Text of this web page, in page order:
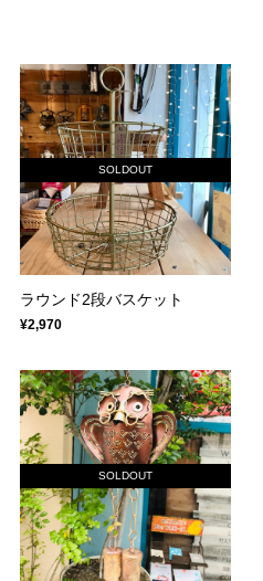
SOLDOUT
ラウンド2段バスケット
¥2,970
SOLDOUT